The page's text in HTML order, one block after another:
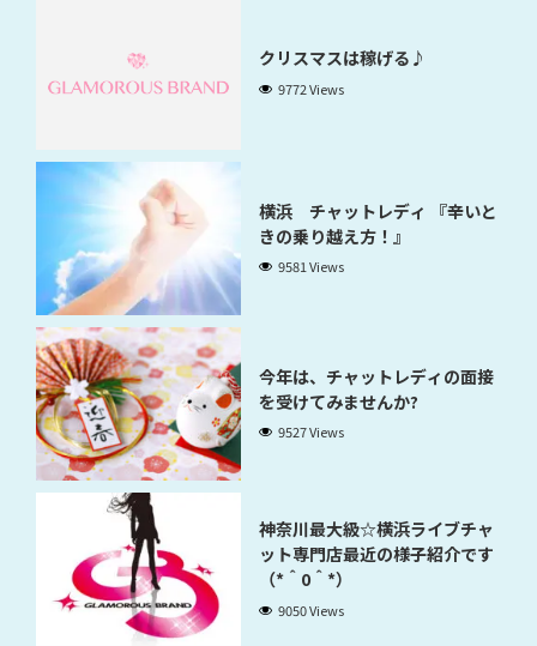
クリスマスは稼げる♪
9772 Views
横浜 チャットレディ 『辛いと
きの乗り越え方！』
9581 Views
今年は、チャットレディの面接
を受けてみませんか?
9527 Views
神奈川最大級☆横浜ライブチャ
ット専門店最近の様子紹介です
（*＾0＾*）
9050 Views